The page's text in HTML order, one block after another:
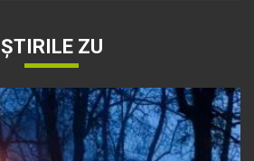
ȘTIRILE ZU